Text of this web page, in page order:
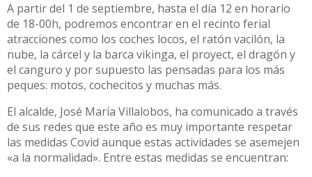
A partir del 1 de septiembre, hasta el día 12 en horario
de 18-00h, podremos encontrar en el recinto ferial
atracciones como los coches locos, el ratón vacilón, la
nube, la cárcel y la barca vikinga, el proyect, el dragón y
el canguro y por supuesto las pensadas para los más
peques: motos, cochecitos y muchas más.
El alcalde, José María Villalobos, ha comunicado a través
de sus redes que este año es muy importante respetar
las medidas Covid aunque estas actividades se asemejen
«a la normalidad». Entre estas medidas se encuentran: